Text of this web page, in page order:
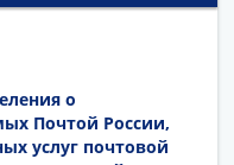
о
Почтой России,
услуг почтовой